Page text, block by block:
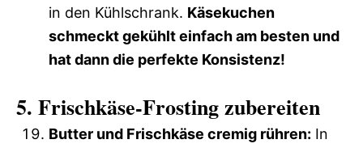
in den Kühlschrank. Käsekuchen
schmeckt gekühlt einfach am besten und
hat dann die perfekte Konsistenz!
5. Frischkäse-Frosting zubereiten
Butter und Frischkäse cremig rühren: In